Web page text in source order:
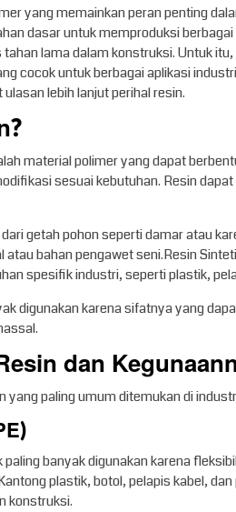
yang memainkan peran penting
dasar untuk memproduksi
lama dalam konstruksi. Untuk itu,
cocok untuk berbagai aplikasi
lebih lanjut perihal resin.
material polimer yang dapat
sesuai kebutuhan. Resin
getah pohon seperti damar atau
atau bahan pengawet seni.Resin
spesifik industri, seperti plastik,
digunakan karena sifatnya yang
dan
yang paling umum ditemukan di
banyak digunakan karena
plastik, botol, pelapis kabel,
konstruksi.